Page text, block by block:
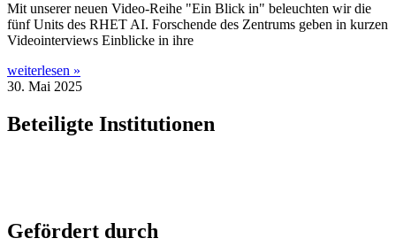
Mit unse­rer neu­en Video-Rei­he "Ein Blick in" beleuch­ten wir die
fünf Units des RHET AI. For­schen­de des Zen­trums geben in kur­zen
Video­in­ter­views Ein­bli­cke in ihre
weiterlesen »
30. Mai 2025
Beteiligte Institutionen
Gefördert durch